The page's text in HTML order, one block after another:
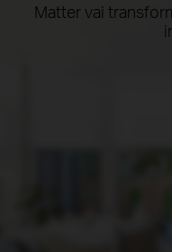
Matter vai